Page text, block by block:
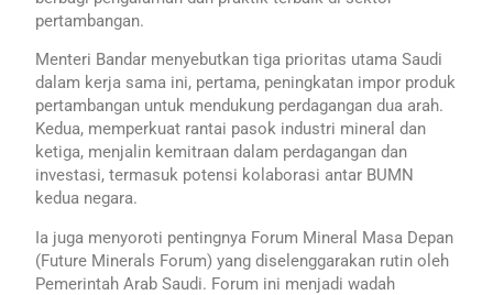
pertambangan.
Menteri Bandar menyebutkan tiga prioritas utama Saudi
dalam kerja sama ini, pertama, peningkatan impor produk
pertambangan untuk mendukung perdagangan dua arah.
Kedua, memperkuat rantai pasok industri mineral dan
ketiga, menjalin kemitraan dalam perdagangan dan
investasi, termasuk potensi kolaborasi antar BUMN
kedua negara.
Ia juga menyoroti pentingnya Forum Mineral Masa Depan
(Future Minerals Forum) yang diselenggarakan rutin oleh
Pemerintah Arab Saudi. Forum ini menjadi wadah